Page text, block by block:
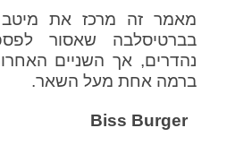
מאמר זה מרכז את מיטב
בברטיסלבה שאסור
נהדרים, אך השניים
ברמה אחת מעל השאר.